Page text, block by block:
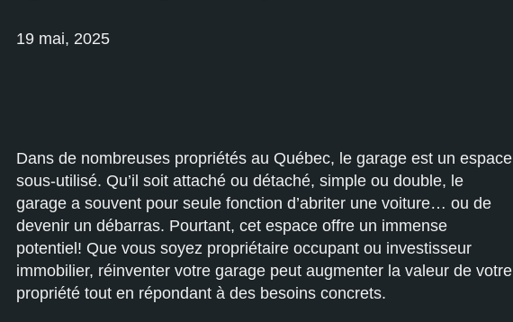
19 mai, 2025
Dans de nombreuses propriétés au Québec, le garage est un espace
sous-utilisé. Qu’il soit attaché ou détaché, simple ou double, le
garage a souvent pour seule fonction d’abriter une voiture… ou de
devenir un débarras. Pourtant, cet espace offre un immense
potentiel! Que vous soyez propriétaire occupant ou investisseur
immobilier, réinventer votre garage peut augmenter la valeur de votre
propriété tout en répondant à des besoins concrets.